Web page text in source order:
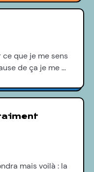
que je me sens
de ça je me …
mais voilà : la